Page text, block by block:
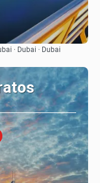
· Dubai · Dubai